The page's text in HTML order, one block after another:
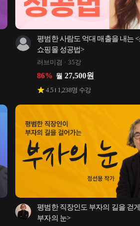
평범한 사람도 억대 매출을 내는
쇼핑몰 성공법>
러브미겸 35강
86% 월 27,500원
4.5 1,238명 수강
평범한 직장인도 부자의 길을 걷
부자의 눈>